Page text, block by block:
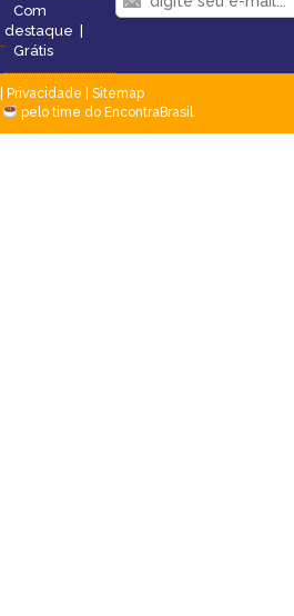
Com
destaque
Grátis
Privacidade
Sitemap
pelo time do EncontraBrasil